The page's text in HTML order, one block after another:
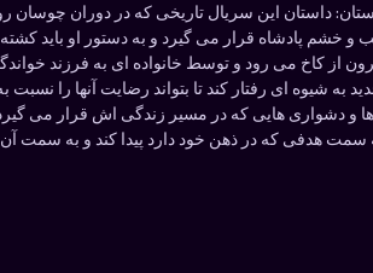
داستان این سریال تاریخی که در دوران
و خشم پادشاه قرار می گیرد و به دستور او باید
از کاخ می رود و توسط خانواده ای به فرزند
به شیوه ای رفتار کند تا بتواند رضایت آنها را
و دشواری هایی که در مسیر زندگی اش قرار می گیرد
هدفی که در ذهن خود دارد پیدا کند و به سمت